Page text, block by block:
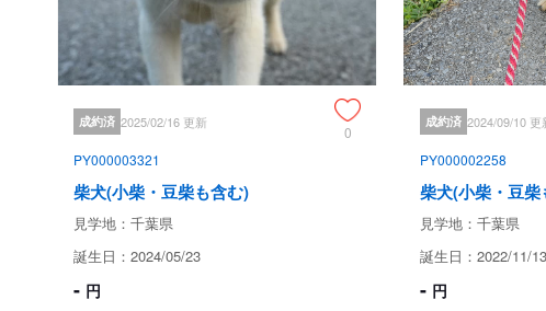
成約済 2025/02/16 更新
0
PY000003321
柴犬(小柴・豆柴も含む)
見学地：千葉県
誕生日：2024/05/23
- 円
成約済 2024/09/10 更
PY000002258
柴犬(小柴・豆柴
見学地：千葉県
誕生日：2022/11/13
- 円